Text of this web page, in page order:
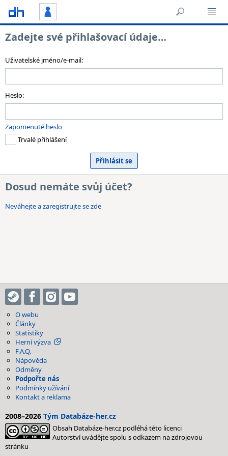
Zadejte své přihlašovací údaje…
Uživatelské jméno/e-mail:
Heslo:
Zapomenuté heslo
Trvalé přihlášení
Dosud nemáte svůj účet?
Neváhejte a zaregistrujte se zde
O webu
Články
Statistiky
Herní výzva
F.A.Q.
Nápověda
Odměny
Podpořte nás
Podmínky užívání
Kontakt a reklama
2008–2026 Tým Databáze-her.cz
Obsah Databáze-her.cz podléhá této licenci
Autorství uvádějte spolu s odkazem na zdrojovou
stránku